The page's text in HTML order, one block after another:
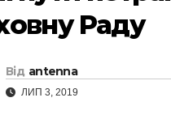
Раду
Від antenna
ЛИП 3, 2019